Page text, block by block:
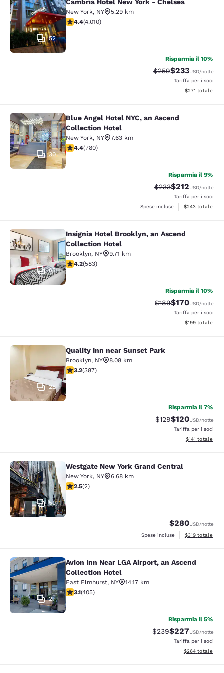
Cambria Hotel New York - Chelsea
52
New York, NY
5.29 km
Valutazione di 4.44 stelle. Ottimo. 4010 recensioni
4.4(4.010)
Risparmia il 10%
Tariffa di barratura:
$259Tariffa
$233USD/notte
Tariffa per i soci
Visualizza i
$271 totale
Blue Angel Hotel NYC, an Ascend
30
Blue Angel Hotel NYC, an Ascend
Collection Hotel
New York, NY
7.63 km
Valutazione di 4.39 stelle. Ottimo. 780 recensioni
4.4(780)
Risparmia il 9%
Tariffa di barratura:
$233Tariffa
$212USD/notte
Tariffa per i soci
Spese incluse
Visualizza i
$243 totale
Insignia Hotel Brooklyn, an Ascend
63
Insignia Hotel Brooklyn, an Ascend
Collection Hotel
Brooklyn, NY
9.71 km
Valutazione di 4.18 stelle. Molto buono. 583 recensioni
4.2(583)
Risparmia il 10%
Tariffa di barratura:
$189Tariffa
$170USD/notte
Tariffa per i soci
Visualizza i
$199 totale
Quality Inn near Sunset Park
28
Quality Inn near Sunset Park
Brooklyn, NY
8.08 km
Valutazione di 3.19 stelle. Buono. 387 recensioni
3.2(387)
Risparmia il 7%
Tariffa di barratura:
$129Tariffa
$120USD/notte
Tariffa per i soci
Visualizza i
$141 totale
Westgate New York Grand Central
50
Westgate New York Grand Central
New York, NY
6.68 km
Valutazione di 2.5 stelle. Discreto. 2 recensioni
2.5(2)
$280USD/notte
Spese incluse
Visualizza i
$319 totale
Avion Inn Near LGA Airport, an
27
Avion Inn Near LGA Airport, an Ascend
Collection Hotel
East Elmhurst, NY
14.17 km
Valutazione di 3.14 stelle. Buono. 405 recensioni
3.1(405)
Risparmia il 5%
Tariffa di barratura:
$239Tariffa
$227USD/notte
Tariffa per i soci
Visualizza i
$264 totale